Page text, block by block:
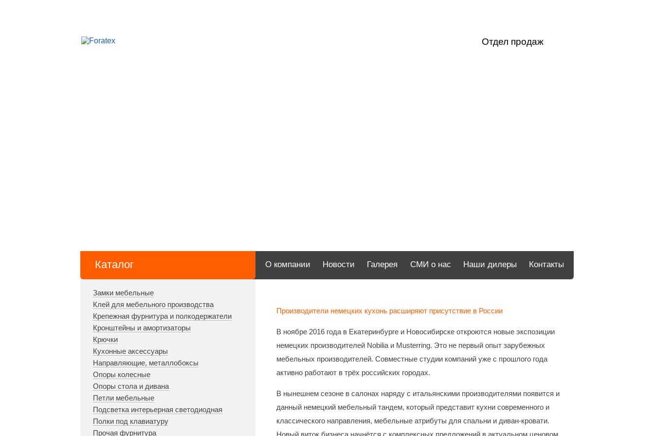
Отдел продаж
Каталог О компании Новости Галерея СМИ о нас Наши дилеры Контакты
Замки мебельные
Клей для мебельного производства
Крепежная фурнитура и полкодержатели
Кронштейны и амортизаторы
Крючки
Кухонные аксессуары
Направляющие, металлобоксы
Опоры колесные
Опоры стола и дивана
Петли мебельные
Подсветка интерьерная светодиодная
Полки под клавиатуру
Прочая фурнитура
Производители немецких кухонь расширяют присутствие в России
В ноябре 2016 года в Екатеринбурге и Новосибирске откроются новые экспозиции
немецких производителей Nobilia и Musterring. Это не первый опыт зарубежных
мебельных производителей. Совместные студии компаний уже с прошлого года
активно работают в трёх российских городах.
В нынешнем сезоне в салонах наряду с итальянскими производителями появится и
данный немецкий мебельный тандем, который представит кухни современного и
классического направления, мебельные атрибуты для спальни и диван-кровати.
Новый виток бизнеса начнётся с комплексных предложений в актуальном ценовом